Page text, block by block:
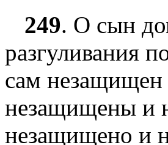
249. О сын
разгуливания
сам незащищен
незащищены и
незащищено и